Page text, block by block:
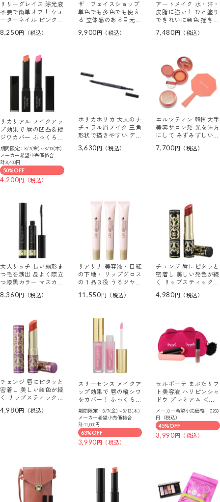
リリーグレイス 除光液
不要で簡単オフ！ ウォ
ーターネイル ピンクナ
セット
8,250
ザ フェイスショップ
単色でも多色でも使え
る 立体感のある目元を
スティック アイシャ
9,900
アートメイク 水・汗・
皮脂に強い！ ひと塗り
できれいに発色 描きや
ライナー ＜マルーン＞
7,480
リカリアル メイクアッ
プ効果で 唇の凹凸＆縦
ジワカバー ふっくら唇
を演出！ リップルミナ
ス ＜オレンジジュエル
＆ ピンクベール＞
２色セット
期間限定：8/7(金)～8/13(木)
メーカー希望小売価格合
計:8,400円
50%OFF
4,200
ホリカホリカ 大人のナ
チュラル眉メイク 三角
形状で描きやすい デザ
ロウ
3,630
エルツティン 韓国大手
美容サロン発 光を味方
にして みずみずしいツ
ロス クッションチーク
7,700
大人リッチ 長い扇形ま
つ毛を演出 品よく際立
つ漆黒カラー マスカ
8,360
リアリナ 美容液・口紅
の下地・ リップグロス
の１品３役 うるツヤ立
ラマー ＜クリアピンク
11,550
チェンジ 唇にピタッと
密着し 美しい発色が続
く リップスティック
２本セット
4,980
チェンジ 唇にピタッと
密着し 美しい発色が続
く リップスティック
２本セット
4,980
スリーセンス メイクア
ップ効果で 唇の縦シワ
をカバー！ ふっくら唇
を演出 モイストリペア
エッセンス ＜サクラシ
アー＞ ２本セット
期間限定：8/7(金)～8/13(木)
メーカー希望小売価格合
計:11,000円
63%OFF
3,990
セルボーテ まぶたリフ
ト美容液 ハリピンシャ
ドウ プレミアム ＜シ
ャインピンク＞ ポーチ
＆折り畳みブラシ付 セ
ット
メーカー希望小売価格：7,260
円（税込）
45%OFF
3,990